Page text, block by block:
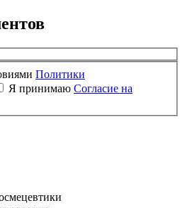
Политики
Я принимаю Согласие на